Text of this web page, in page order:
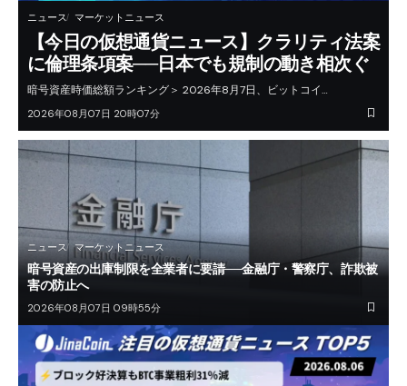
ニュース マーケットニュース
【今日の仮想通貨ニュース】クラリティ法案
に倫理条項案──日本でも規制の動き相次ぐ
暗号資産時価総額ランキング＞ 2026年8月7日、ビットコイ…
2026年08月07日 20時07分
ニュース マーケットニュース
暗号資産の出庫制限を全業者に要請──金融庁・警察庁、詐欺被
害の防止へ
2026年08月07日 09時55分